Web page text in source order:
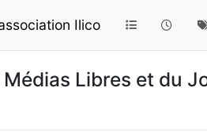
Ilico
Libres et du